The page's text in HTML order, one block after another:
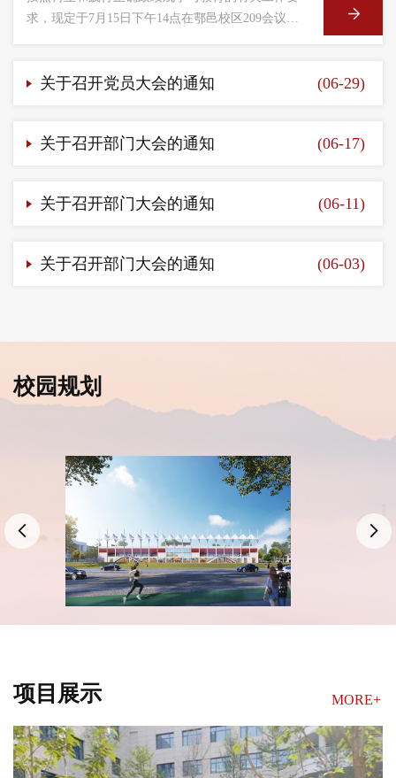
求，现定于7月15日下午14点在鄠邑校区209会议室
(06-29)
关于召开党员大会的通知
(06-17)
关于召开部门大会的通知
(06-11)
关于召开部门大会的通知
(06-03)
关于召开部门大会的通知
校园规划
项目展示 MORE+